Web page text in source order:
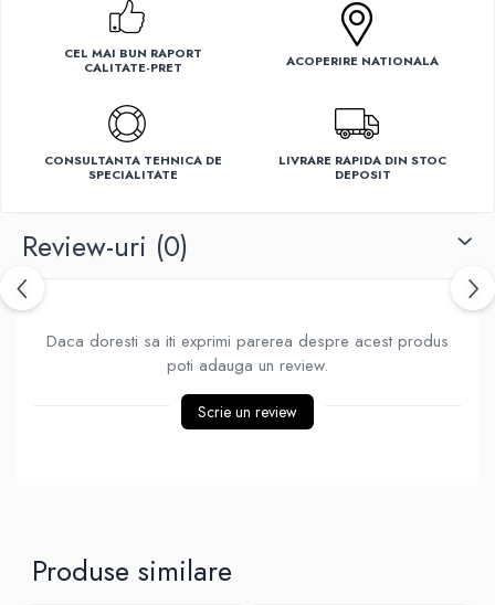
CEL MAI BUN RAPORT
CALITATE-PRET
ACOPERIRE NATIONALA
CONSULTANTA TEHNICA DE
SPECIALITATE
LIVRARE RAPIDA DIN STOC
DEPOSIT
Review-uri (0)
Daca doresti sa iti exprimi parerea despre acest produs
poti adauga un review.
Scrie un review
Produse similare